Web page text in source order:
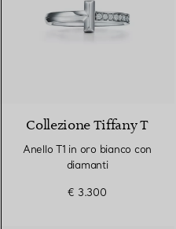
Collezione Tiffany T
Anello T1 in oro bianco con
diamanti
€ 3.300